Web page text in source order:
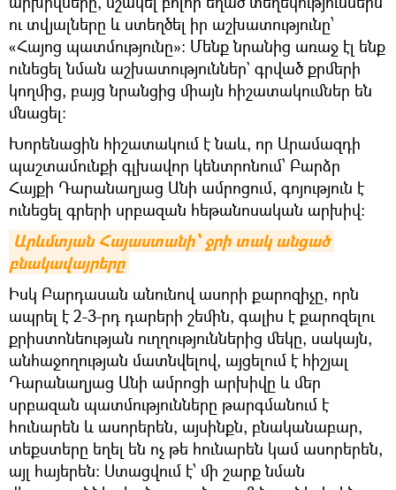
ու տվյալները և ստեղծել իր աշխատությունը՝
«Հայոց պատմությունը»։ Մենք նրանից առաջ էլ ենք
ունեցել նման աշխատություններ` գրված քրմերի
կողմից, բայց նրանցից միայն հիշատակումներ են
մնացել։
Խորենացին հիշատակում է նաև, որ Արամազդի
պաշտամունքի գլխավոր կենտրոնում՝ Բարձր
Հայքի Դարանաղյաց Անի ամրոցում, գոյություն է
ունեցել գրերի սրբազան հեթանոսական արխիվ։
Արևմտյան Հայաստանի՝ ջրի տակ անցած
բնակավայրերը
Իսկ Բարդասան անունով ասորի քարոզիչը, որն
ապրել է 2-3-րդ դարերի շեմին, գալիս է քարոզելու
քրիստոնեության ուղղություններից մեկը, սակայն,
անհաջողության մատնվելով, այցելում է հիշյալ
Դարանաղյաց Անի ամրոցի արխիվը և մեր
սրբազան պատմությունները թարգմանում է
հունարեն և ասորերեն, այսինքն, բնականաբար,
տեքստերը եղել են ոչ թե հունարեն կամ ասորերեն,
այլ հայերեն։ Ստացվում է՝ մի շարք նման